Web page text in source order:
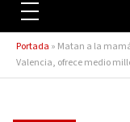
Portada » Matan a la
Valencia, ofrece medio